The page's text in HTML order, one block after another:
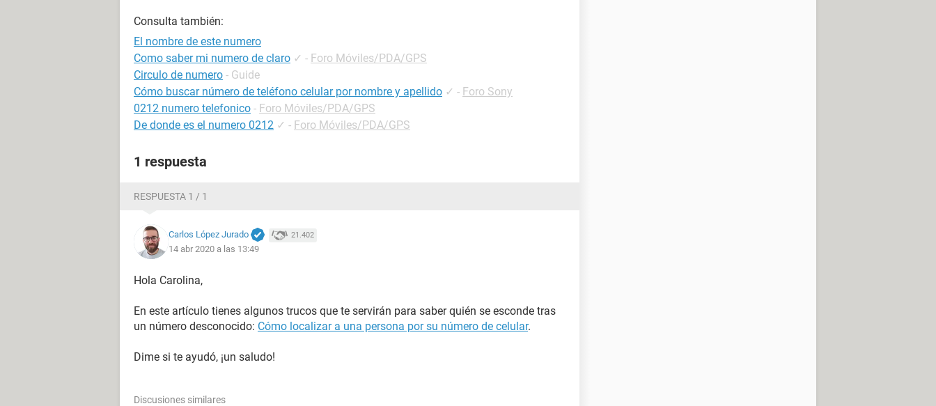
Consulta también:
El nombre de este numero
Como saber mi numero de claro ✓ - Foro Móviles/PDA/GPS
Circulo de numero - Guide
Cómo buscar número de teléfono celular por nombre y apellido ✓ - Foro Sony
0212 numero telefonico - Foro Móviles/PDA/GPS
De donde es el numero 0212 ✓ - Foro Móviles/PDA/GPS
1 respuesta
RESPUESTA 1 / 1
Carlos López Jurado 21.402
14 abr 2020 a las 13:49
Hola Carolina,
En este artículo tienes algunos trucos que te servirán para saber quién se esconde tras
un número desconocido: Cómo localizar a una persona por su número de celular.
Dime si te ayudó, ¡un saludo!
Discusiones similares